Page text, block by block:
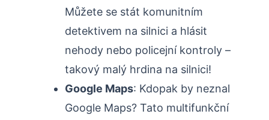
Můžete se stát komunitním
detektivem na silnici a hlásit
nehody nebo policejní kontroly –
takový malý hrdina na silnici!
Google Maps: Kdopak by neznal
Google Maps? Tato multifunkční